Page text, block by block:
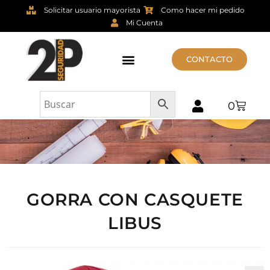
Solicitar usuario mayorista
Como hacer mi pedido
Mi Cuenta
CONTACTO
0
GORRA CON CASQUETE
LIBUS